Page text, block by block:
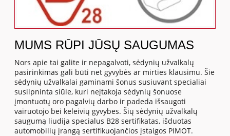
MUMS RŪPI JŪSŲ SAUGUMAS
Nors apie tai galite ir nepagalvoti, sėdynių užvalkalų
pasirinkimas gali būti net gyvybės ar mirties klausimu. Šie
sėdynių užvalkalai gaminami šonus susiuvant specialiai
susilpninta siūle, kuri neįtakoja sėdynių šonuose
įmontuotų oro pagalvių darbo ir padeda išsaugoti
vairuotojo bei keleivių gyvybes. Šių sėdynių užvalkalų
saugumą liudija specialus B28 sertifikatas, išduotas
automobilių įrangą sertifikuojančios įstaigos PIMOT.